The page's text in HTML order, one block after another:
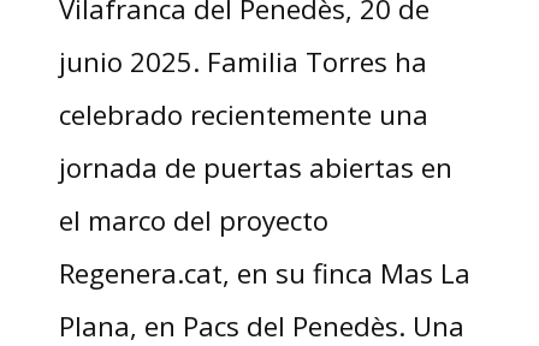
Vilafranca del Penedès, 20 de
junio 2025. Familia Torres ha
celebrado recientemente una
jornada de puertas abiertas en
el marco del proyecto
Regenera.cat, en su finca Mas La
Plana, en Pacs del Penedès. Una